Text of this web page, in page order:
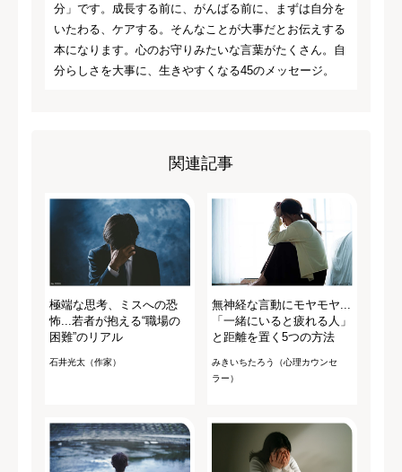
分」です。成長する前に、がんばる前に、まずは自分を
いたわる、ケアする。そんなことが大事だとお伝えする
本になります。心のお守りみたいな言葉がたくさん。自
分らしさを大事に、生きやすくなる45のメッセージ。
関連記事
極端な思考、ミスへの恐
怖...若者が抱える“職場の
困難”のリアル
石井光太（作家）
無神経な言動にモヤモヤ...
「一緒にいると疲れる人」
と距離を置く5つの方法
みきいちたろう（心理カウンセ
ラー）